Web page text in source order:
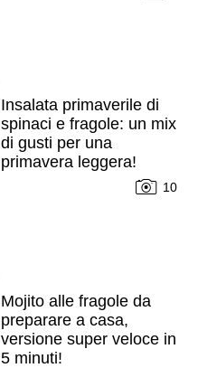
Insalata primaverile di
spinaci e fragole: un mix
di gusti per una
primavera leggera!
10
Mojito alle fragole da
preparare a casa,
versione super veloce in
5 minuti!